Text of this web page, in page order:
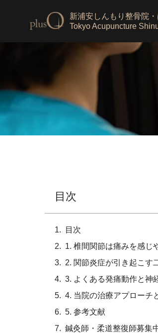
新浦安しんもり整骨院
Tokyo Acupuncture
目次
目次
1. 椎間関節は痛みを感じ
2. 関節炎症が引き起こす
3. よくある発痛動作と神
4. 当院の治療アプローチ
5. 参考文献
鍼灸師・柔道整復師募集